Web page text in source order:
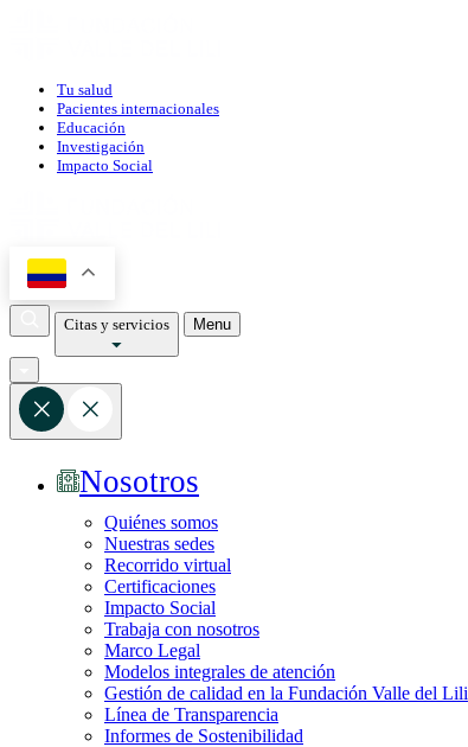
Tu salud
Pacientes internacionales
Educación
Investigación
Impacto Social
Citas y servicios Menu
Nosotros
Quiénes somos
Nuestras sedes
Recorrido virtual
Certificaciones
Impacto Social
Trabaja con nosotros
Marco Legal
Modelos integrales de atención
Gestión de calidad en la Fundación Valle del Lili
Línea de Transparencia
Informes de Sostenibilidad